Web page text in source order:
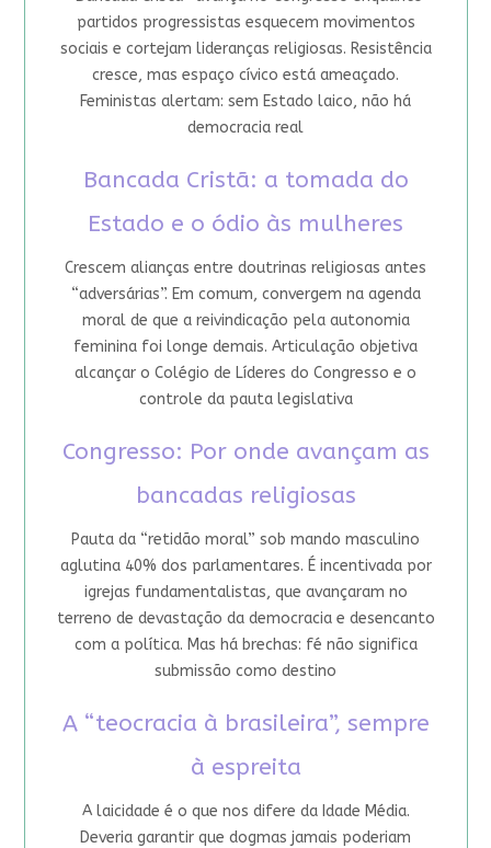
partidos progressistas esquecem movimentos
sociais e cortejam lideranças religiosas. Resistência
cresce, mas espaço cívico está ameaçado.
Feministas alertam: sem Estado laico, não há
democracia real
Bancada Cristã: a tomada do
Estado e o ódio às mulheres
Crescem alianças entre doutrinas religiosas antes
“adversárias”. Em comum, convergem na agenda
moral de que a reivindicação pela autonomia
feminina foi longe demais. Articulação objetiva
alcançar o Colégio de Líderes do Congresso e o
controle da pauta legislativa
Congresso: Por onde avançam as
bancadas religiosas
Pauta da “retidão moral” sob mando masculino
aglutina 40% dos parlamentares. É incentivada por
igrejas fundamentalistas, que avançaram no
terreno de devastação da democracia e desencanto
com a política. Mas há brechas: fé não significa
submissão como destino
A “teocracia à brasileira”, sempre
à espreita
A laicidade é o que nos difere da Idade Média.
Deveria garantir que dogmas jamais poderiam